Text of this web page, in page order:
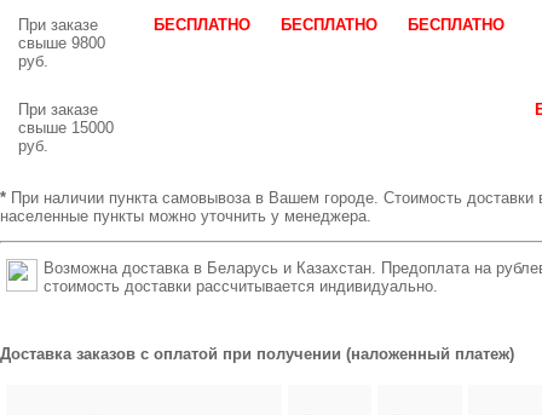
При заказе
свыше 9800
руб.
БЕСПЛАТНО БЕСПЛАТНО БЕСПЛАТНО
При заказе
свыше 15000
руб.
* При наличии пункта самовывоза в Вашем городе. Стоимость доставки
населенные пункты можно уточнить у менеджера.
Возможна доставка в Беларусь и Казахстан. Предоплата на
стоимость доставки рассчитывается индивидуально.
Доставка заказов с оплатой при получении (наложенный платеж)